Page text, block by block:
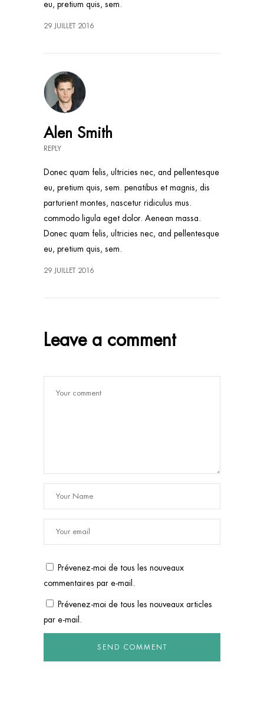
eu, pretium quis, sem.
29 JUILLET 2016
Alen Smith
REPLY
Donec quam felis, ultricies nec, and pellentesque
eu, pretium quis, sem. penatibus et magnis, dis
parturient montes, nascetur ridiculus mus.
commodo ligula eget dolor. Aenean massa.
Donec quam felis, ultricies nec, and pellentesque
eu, pretium quis, sem.
29 JUILLET 2016
Leave a comment
Prévenez-moi de tous les nouveaux
commentaires par e-mail.
Prévenez-moi de tous les nouveaux articles
par e-mail.